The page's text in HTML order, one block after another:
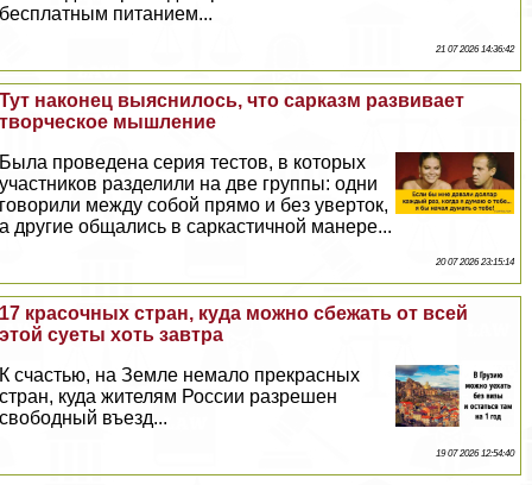
бесплатным питанием...
21 07 2026 14:36:42
Тут наконец выяснилось, что сарказм развивает
творческое мышление
Была проведена серия тестов, в которых
участников разделили на две группы: одни
говорили между собой прямо и без уверток,
а другие общались в саркастичной манере...
20 07 2026 23:15:14
17 красочных стран, куда можно сбежать от всей
этой суеты хоть завтра
К счастью, на Земле немало прекрасных
стран, куда жителям России разрешен
свободный въезд...
19 07 2026 12:54:40